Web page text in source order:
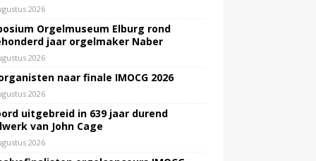
2026
Orgelmuseum Elburg rond
jaar orgelmaker Naber
2026
naar finale IMOCG 2026
2026
uitgebreid in 639 jaar durend
van John Cage
2026